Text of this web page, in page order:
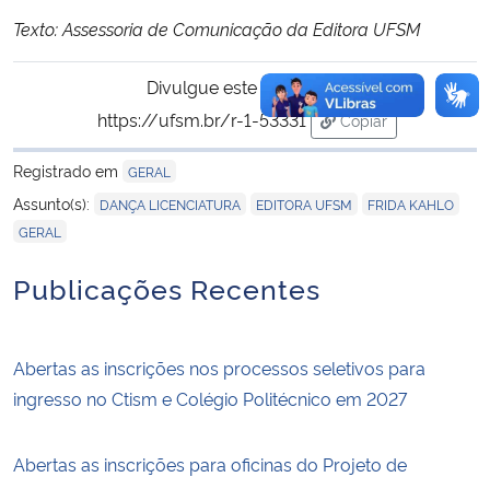
Texto: Assessoria de Comunicação da Editora UFSM
Divulgue este conteúdo:
https://ufsm.br/r-1-53331
Copiar
para área de
Registrado em GERAL
Assunto(s): DANÇA LICENCIATURA EDITORA UFSM FRIDA KAHLO
GERAL
Publicações Recentes
Abertas as inscrições nos processos seletivos para
ingresso no Ctism e Colégio Politécnico em 2027
Abertas as inscrições para oficinas do Projeto de